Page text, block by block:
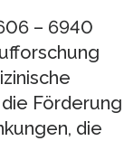
– 6940
Förderung
die